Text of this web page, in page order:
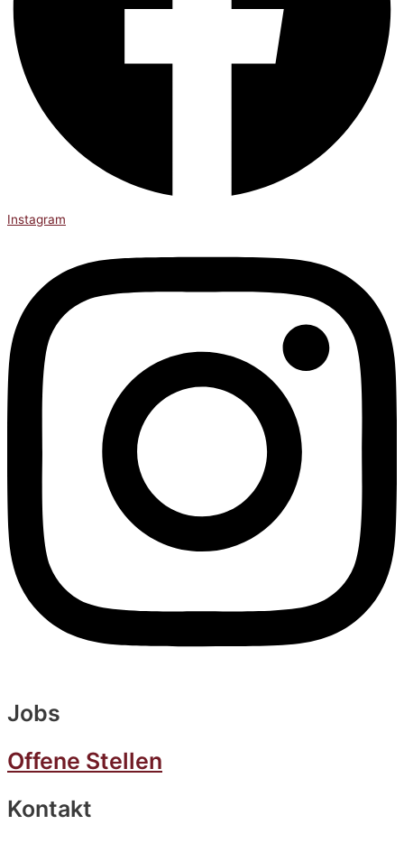
Instagram
Jobs
Offene Stellen
Kontakt